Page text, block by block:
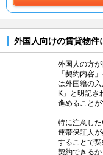
外国人向けの賃貸物件
外国人の方
「契約内容
は外国籍の
K」と明記さ
進めることが
特に注意し
連帯保証人
することで
契約できるか